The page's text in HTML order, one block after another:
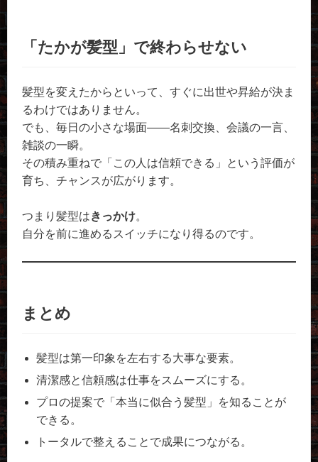
「たかが髪型」で終わらせない
髪型を変えたからといって、すぐに出世や昇給が決ま
るわけではありません。
でも、毎日の小さな場面——名刺交換、会議の一言、
雑談の一瞬。
その積み重ねで「この人は信頼できる」という評価が
育ち、チャンスが広がります。
つまり髪型はきっかけ。
自分を前に進めるスイッチになり得るのです。
まとめ
髪型は第一印象を左右する大事な要素。
清潔感と信頼感は仕事をスムーズにする。
プロの提案で「本当に似合う髪型」を知ることが
できる。
トータルで整えることで成果につながる。